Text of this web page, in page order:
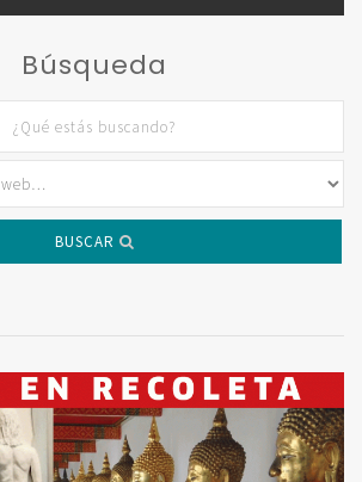
Búsqueda
BUSCAR